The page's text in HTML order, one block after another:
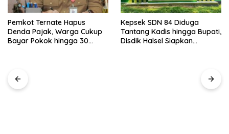
Pemkot Ternate Hapus
Denda Pajak, Warga Cukup
Bayar Pokok hingga 30
Kepsek SDN 84 Diduga
Tantang Kadis hingga Bupati,
Disdik Halsel Siapkan